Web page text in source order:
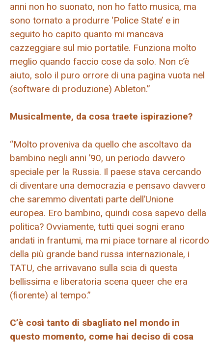
anni non ho suonato, non ho fatto musica, ma
sono tornato a produrre ‘Police State’ e in
seguito ho capito quanto mi mancava
cazzeggiare sul mio portatile. Funziona molto
meglio quando faccio cose da solo. Non c’è
aiuto, solo il puro orrore di una pagina vuota nel
(software di produzione) Ableton.”
Musicalmente, da cosa traete ispirazione?
“Molto proveniva da quello che ascoltavo da
bambino negli anni ’90, un periodo davvero
speciale per la Russia. Il paese stava cercando
di diventare una democrazia e pensavo davvero
che saremmo diventati parte dell’Unione
europea. Ero bambino, quindi cosa sapevo della
politica? Ovviamente, tutti quei sogni erano
andati in frantumi, ma mi piace tornare al ricordo
della più grande band russa internazionale, i
TATU, che arrivavano sulla scia di questa
bellissima e liberatoria scena queer che era
(fiorente) al tempo.”
C’è così tanto di sbagliato nel mondo in
questo momento, come hai deciso di cosa